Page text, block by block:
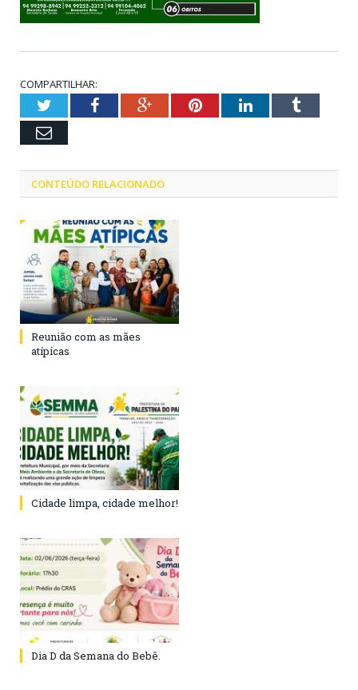
COMPARTILHAR:
TwitterFacebookGoogle+PinterestLinkedInTumblr
Email
CONTEÚDO RELACIONADO
Reunião com as mães
atípicas
Cidade limpa, cidade melhor!
Dia D da Semana do Bebê.